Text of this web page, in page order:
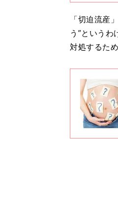
「切迫流産
う”という
対処するた